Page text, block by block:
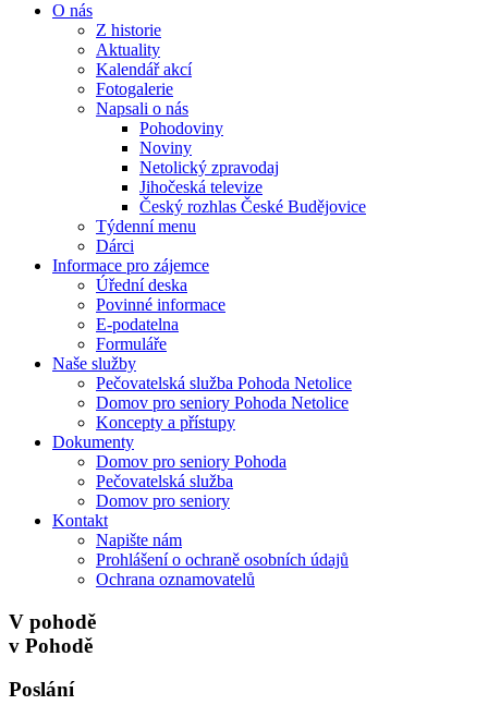
O nás
Z historie
Aktuality
Kalendář akcí
Fotogalerie
Napsali o nás
Pohodoviny
Noviny
Netolický zpravodaj
Jihočeská televize
Český rozhlas České Budějovice
Týdenní menu
Dárci
Informace pro zájemce
Úřední deska
Povinné informace
E-podatelna
Formuláře
Naše služby
Pečovatelská služba Pohoda Netolice
Domov pro seniory Pohoda Netolice
Koncepty a přístupy
Dokumenty
Domov pro seniory Pohoda
Pečovatelská služba
Domov pro seniory
Kontakt
Napište nám
Prohlášení o ochraně osobních údajů
Ochrana oznamovatelů
V pohodě
v Pohodě
Poslání